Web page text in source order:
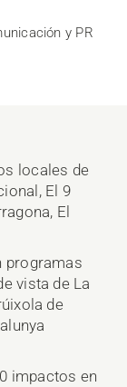
y PR
locales de
El 9
El
programas
vista de La
de
impactos en